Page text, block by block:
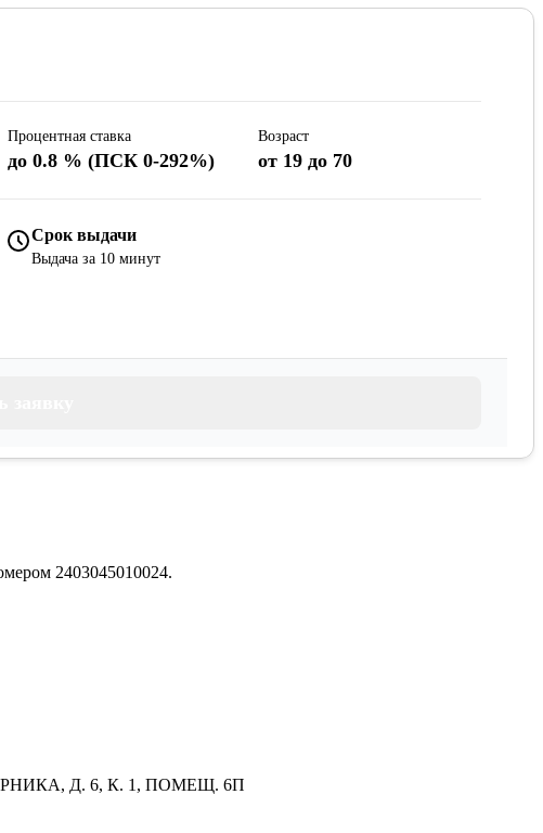
Процентная ставка
до 0.8 % (ПСК 0-292%)
Возраст
от 19 до 70
Срок выдачи
Выдача за 10 минут
2403045010024.
Д. 6, К. 1, ПОМЕЩ. 6П